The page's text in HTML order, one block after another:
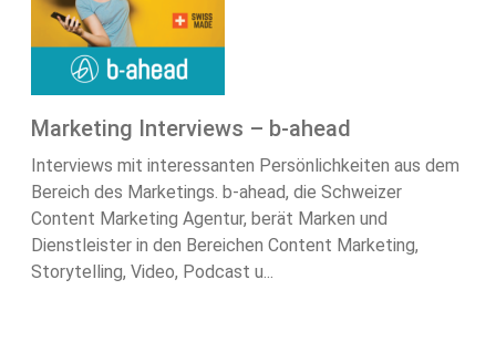
Marketing Interviews – b-ahead
Interviews mit interessanten Persönlichkeiten aus dem
Bereich des Marketings. b-ahead, die Schweizer
Content Marketing Agentur, berät Marken und
Dienstleister in den Bereichen Content Marketing,
Storytelling, Video, Podcast u...